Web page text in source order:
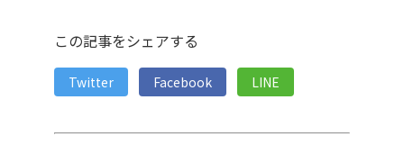
この記事をシェアする
Twitter Facebook LINE